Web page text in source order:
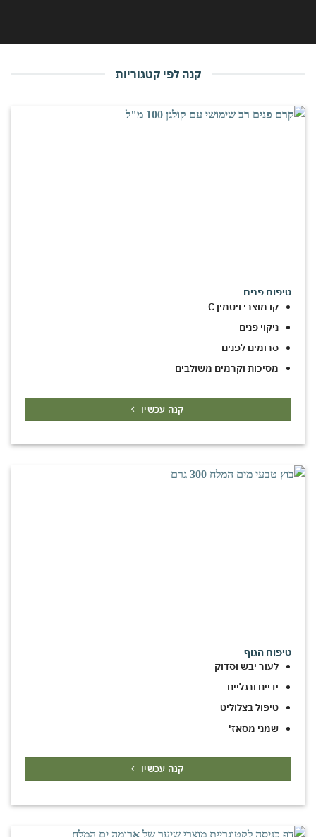
קנה לפי קטגוריות
טיפוח פנים
קו מוצרי ויטמין C
ניקוי פנים
סרומים לפנים
מסיכות וקרמים משולבים
קנה עכשיו
טיפוח הגוף
לעור יבש וסדוק
ידיים ורגליים
טיפול בצלוליט
שמני מסאז'
קנה עכשיו